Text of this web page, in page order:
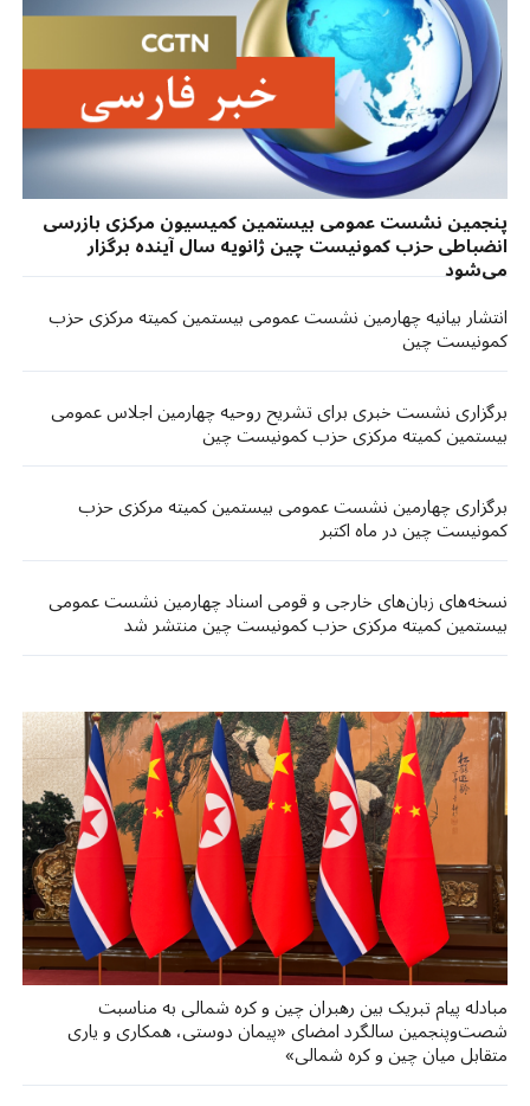
پنجمین نشست عمومی بیستمین کمیسیون مرکزی بازرسی
انضباطی حزب کمونیست چین ژانویه سال آینده برگزار
می‌شود
انتشار بیانیه چهارمین نشست عمومی بیستمین کمیته مرکزی حزب
کمونیست چین
برگزاری نشست خبری برای تشریح روحیه چهارمین اجلاس عمومی
بیستمین کمیته مرکزی حزب کمونیست چین
برگزاری چهارمین نشست عمومی بیستمین کمیته مرکزی حزب
کمونیست چین در ماه اکتبر
نسخه‌های زبان‌های خارجی و قومی اسناد چهارمین نشست عمومی
بیستمین کمیته مرکزی حزب کمونیست چین منتشر شد
مبادله پیام تبریک بین رهبران چین و کره شمالی به مناسبت
شصت‌وپنجمین سالگرد امضای «پیمان دوستی، همکاری و یاری
متقابل میان چین و کره شمالی»